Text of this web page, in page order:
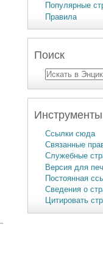
Популярные
Правила
Поиск
Инструменты
Ссылки сюда
Связанные
Служебные
Версия для
Постоянная
Сведения о
Цитировать